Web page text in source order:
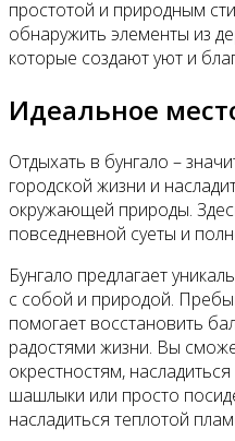
простотой и природным
обнаружить элементы из
которые создают уют и
Идеальное
Отдыхать в бунгало –
городской жизни и
окружающей природы.
повседневной суеты и
Бунгало предлагает
с собой и природой.
помогает восстановить
радостями жизни. Вы
окрестностям,
шашлыки или просто
насладиться теплотой